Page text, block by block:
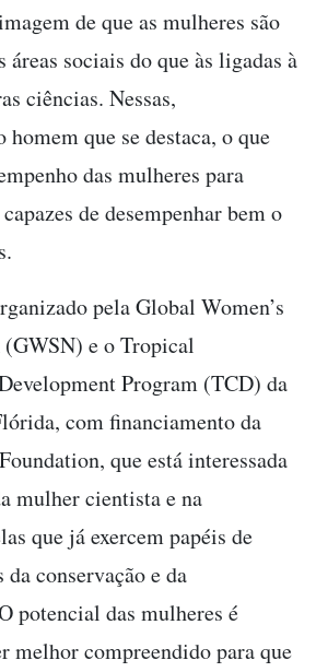
de que as mulheres são
áreas sociais do que às ligadas à
ciências. Nessas,
que se destaca, o que
das mulheres para
de desempenhar bem o
pela Global Women’s
e o Tropical
Program (TCD) da
com financiamento da
que está interessada
mulher cientista e na
que já exercem papéis de
da conservação e da
potencial das mulheres é
melhor compreendido para que